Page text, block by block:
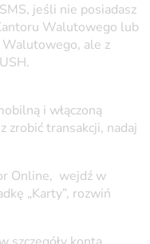
jeśli nie posiadasz
Walutowego lub
Walutowego, ale z
i włączoną
zrobić transakcji, nadaj
Online, wejdź w
„Karty”, rozwiń